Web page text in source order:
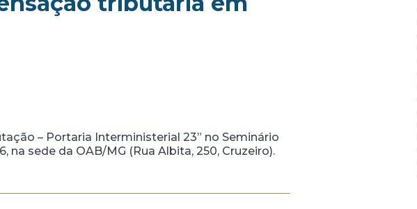
– Portaria Interministerial 23” no Seminário
sede da OAB/MG (Rua Albita, 250, Cruzeiro).